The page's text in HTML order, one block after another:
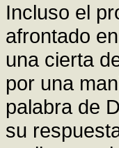
Incluso el
afrontado
una cierta
por una
palabra de
su